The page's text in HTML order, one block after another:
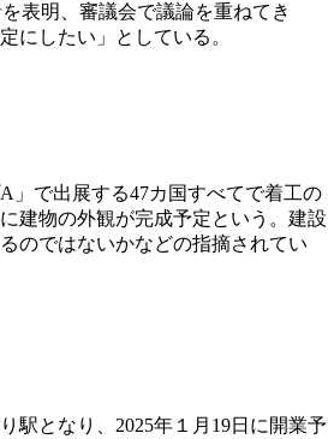
表明、審議会で議論を重ねてき
にしたい」としている。
」で出展する47カ国すべてで着工の
建物の外観が完成予定という。建設
のではないかなどの指摘されてい
駅となり、2025年１月19日に開業予